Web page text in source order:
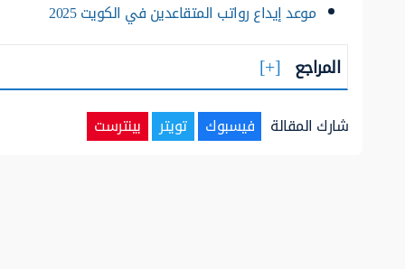
موعد إيداع رواتب المتقاعدين في الكويت 2025
المراجع
شارك المقالة فيسبوك تويتر بينترست